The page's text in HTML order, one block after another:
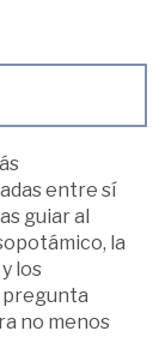
entre sí
guiar al
la
los
pregunta
no menos